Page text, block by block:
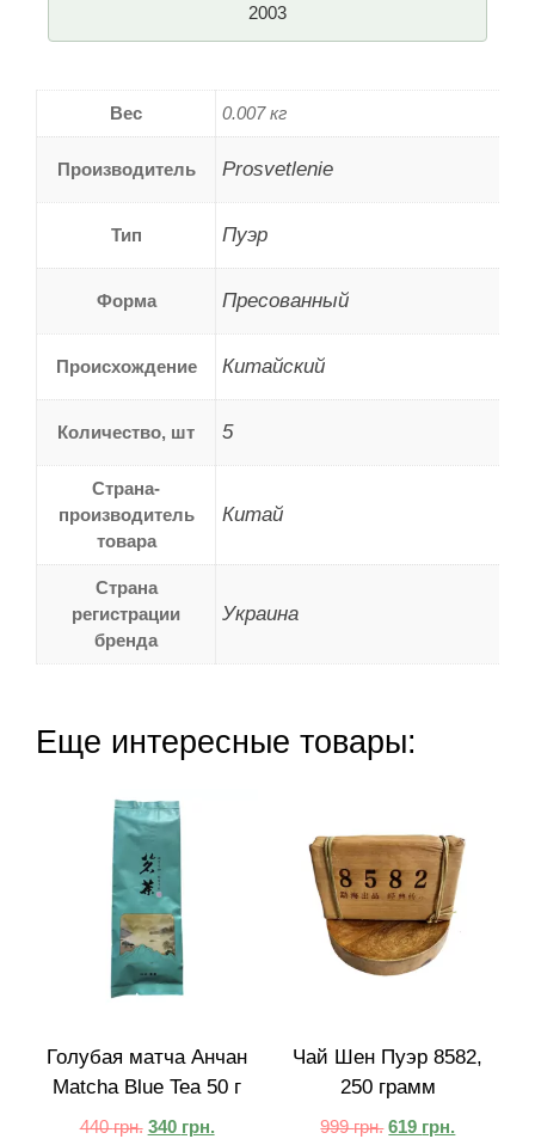
2003
Вес 0.007 кг
Производитель Prosvetlenie
Тип Пуэр
Форма Пресованный
Происхождение Китайский
Количество, шт 5
Страна-
производитель
товара
Китай
Страна
регистрации
бренда
Украина
Еще интересные товары:
Голубая матча Анчан
Matcha Blue Tea 50 г
440грн. 340 грн.
Чай Шен Пуэр 8582,
250 грамм
999грн. 619 грн.